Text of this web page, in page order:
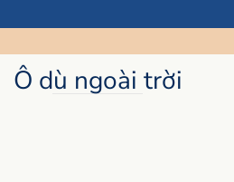
Ô dù ngoài trời